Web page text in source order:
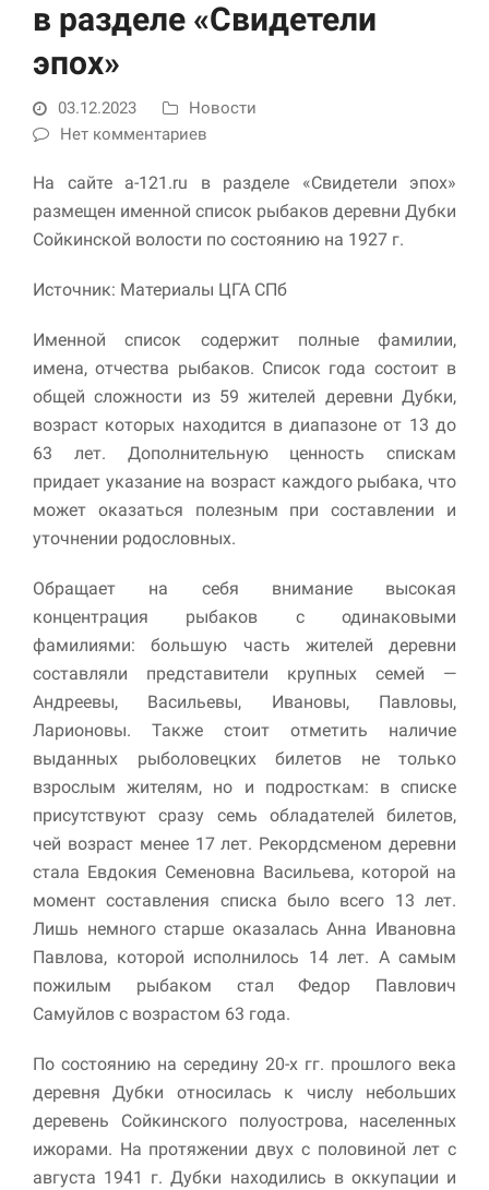
в разделе «Свидетели
эпох»
03.12.2023
Новости
Нет комментариев
На сайте a-121.ru в разделе «Свидетели эпох»
размещен именной список рыбаков деревни Дубки
Сойкинской волости по состоянию на 1927 г.
Источник: Материалы ЦГА СПб
Именной список содержит полные фамилии,
имена, отчества рыбаков. Список года состоит в
общей сложности из 59 жителей деревни Дубки,
возраст которых находится в диапазоне от 13 до
63 лет. Дополнительную ценность спискам
придает указание на возраст каждого рыбака, что
может оказаться полезным при составлении и
уточнении родословных.
Обращает на себя внимание высокая
концентрация рыбаков с одинаковыми
фамилиями: большую часть жителей деревни
составляли представители крупных семей —
Андреевы, Васильевы, Ивановы, Павловы,
Ларионовы. Также стоит отметить наличие
выданных рыболовецких билетов не только
взрослым жителям, но и подросткам: в списке
присутствуют сразу семь обладателей билетов,
чей возраст менее 17 лет. Рекордсменом деревни
стала Евдокия Семеновна Васильева, которой на
момент составления списка было всего 13 лет.
Лишь немного старше оказалась Анна Ивановна
Павлова, которой исполнилось 14 лет. А самым
пожилым рыбаком стал Федор Павлович
Самуйлов с возрастом 63 года.
По состоянию на середину 20-х гг. прошлого века
деревня Дубки относилась к числу небольших
деревень Сойкинского полуострова, населенных
ижорами. На протяжении двух с половиной лет с
августа 1941 г. Дубки находились в оккупации и
сайта, исходя из
того, как он
используется.
Пользовательский
Для обеспечения
максимально
эффективной работы
нашего сайта во
время вашего
посещения, отказ от
файлов cookie
приведет к
Маркетинг
Делясь своими
интересами и
информацией о вашем
поведении во время
посещения нашего
вероятность того, что
будете получать
контент и
предложения.